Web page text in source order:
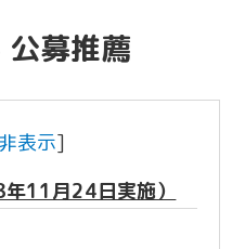
公募推薦
非表示]
11月24日実施）